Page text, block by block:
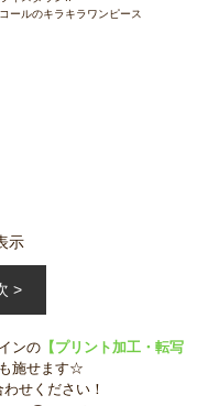
ールのキラキラワンピース
示
>
ンの【プリント加工・転写
施せます☆
せください！